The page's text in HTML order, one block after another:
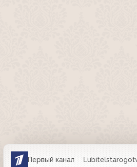
Первый канал